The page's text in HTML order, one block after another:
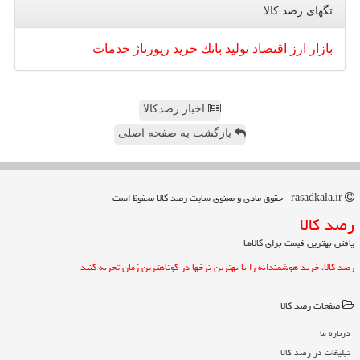
تگهای رصد كالا
بازار ارز اقتصاد تولید بانك خرید رپورتاژ خدمات
اخبار رصدکالا
بازگشت به صفحه اصلی
رصد كالا
یافتن بهترین قیمت برای کالاها
رصد کالا، خرید هوشمندانه را با بهترین نرخها در کوتاهترین زمان تجربه کنید
صفحات رصد كالا
درباره ما
تبلیغات در رصد كالا